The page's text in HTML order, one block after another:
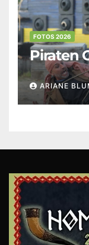
FOTOS 2026
Piraten
ARIANE